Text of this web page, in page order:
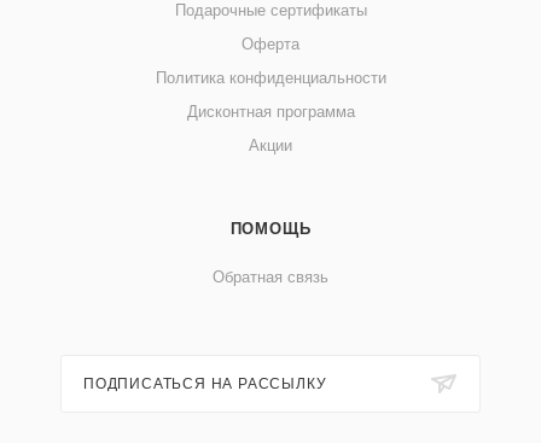
Подарочные сертификаты
Оферта
Политика конфиденциальности
Дисконтная программа
Акции
ПОМОЩЬ
Обратная связь
ПОДПИСАТЬСЯ НА РАССЫЛКУ